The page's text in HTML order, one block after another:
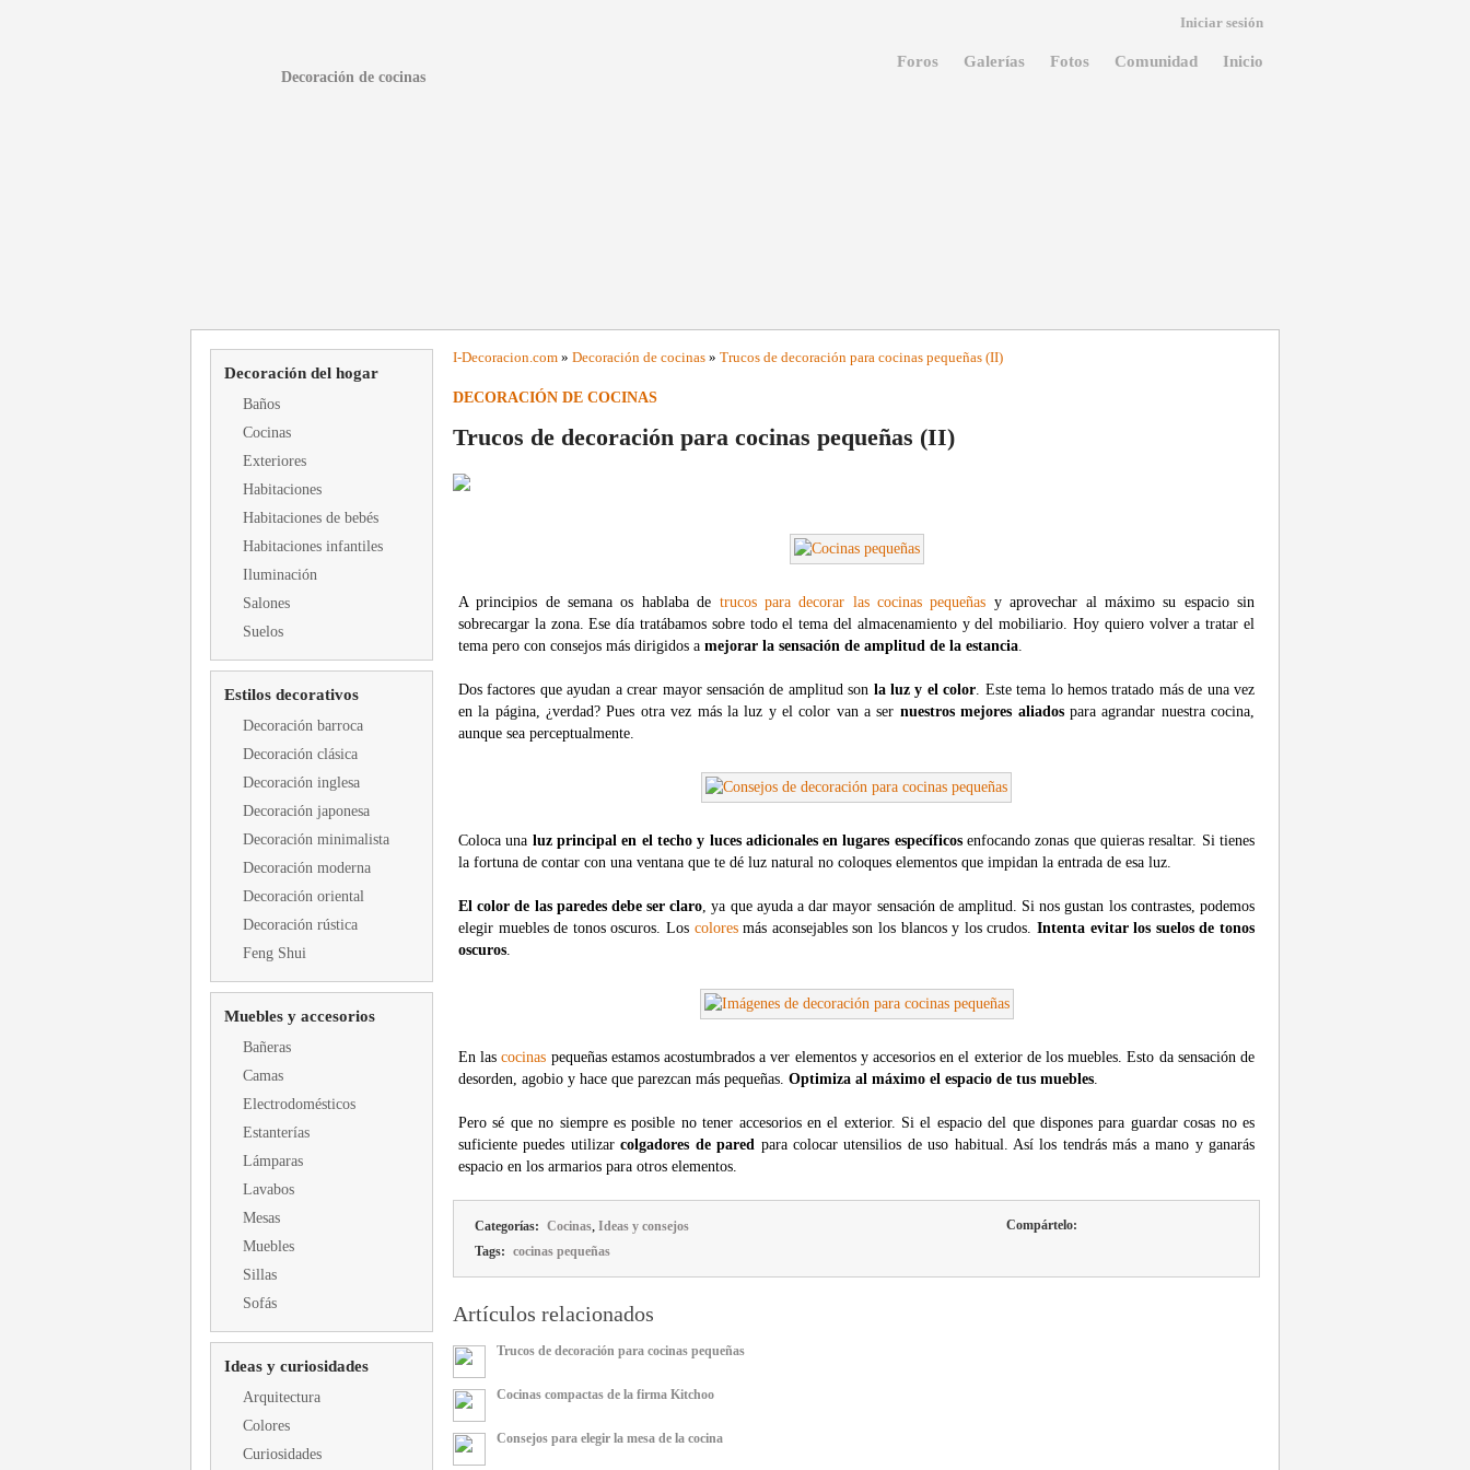
Decoración de cocinas
Iniciar sesión
Foros Galerías Fotos Comunidad Inicio
Decoración del hogar
Baños
Cocinas
Exteriores
Habitaciones
Habitaciones de bebés
Habitaciones infantiles
Iluminación
Salones
Suelos
Estilos decorativos
Decoración barroca
Decoración clásica
Decoración inglesa
Decoración japonesa
Decoración minimalista
Decoración moderna
Decoración oriental
Decoración rústica
Feng Shui
Muebles y accesorios
Bañeras
Camas
Electrodomésticos
Estanterías
Lámparas
Lavabos
Mesas
Muebles
Sillas
Sofás
Ideas y curiosidades
Arquitectura
Colores
Curiosidades
I-Decoracion.com » Decoración de cocinas » Trucos de decoración para cocinas pequeñas (II)
DECORACIÓN DE COCINAS
Trucos de decoración para cocinas pequeñas (II)
A principios de semana os hablaba de trucos para decorar las cocinas pequeñas y aprovechar al máximo su espacio sin
sobrecargar la zona. Ese día tratábamos sobre todo el tema del almacenamiento y del mobiliario. Hoy quiero volver a tratar el
tema pero con consejos más dirigidos a mejorar la sensación de amplitud de la estancia.
Dos factores que ayudan a crear mayor sensación de amplitud son la luz y el color. Este tema lo hemos tratado más de una vez
en la página, ¿verdad? Pues otra vez más la luz y el color van a ser nuestros mejores aliadospara agrandar nuestra cocina,
aunque sea perceptualmente.
Coloca una luz principal en el techo y luces adicionales en lugares específicosenfocando zonas que quieras resaltar. Si tienes
la fortuna de contar con una ventana que te dé luz natural no coloques elementos que impidan la entrada de esa luz.
El color de las paredes debe ser claro, ya que ayuda a dar mayor sensación de amplitud. Si nos gustan los contrastes, podemos
elegir muebles de tonos oscuros. Los coloresmás aconsejables son los blancos y los crudos.Intenta evitar los suelos de tonos
oscuros.
En lascocinas pequeñas estamos acostumbrados a ver elementos y accesorios en el exterior de los muebles. Esto da sensación de
desorden, agobio y hace que parezcan más pequeñas. Optimiza al máximo el espacio de tus muebles.
Pero sé que no siempre es posible no tener accesorios en el exterior. Si el espacio del que dispones para guardar cosas no es
suficiente puedes utilizarcolgadores de pared para colocar utensilios de uso habitual. Así los tendrás más a mano y ganarás
espacio en los armarios para otros elementos.
Categorías: Cocinas, Ideas y consejos
Compártelo:
Tags: cocinas pequeñas
Artículos relacionados
Trucos de decoración para cocinas pequeñas
Cocinas compactas de la firma Kitchoo
Consejos para elegir la mesa de la cocina